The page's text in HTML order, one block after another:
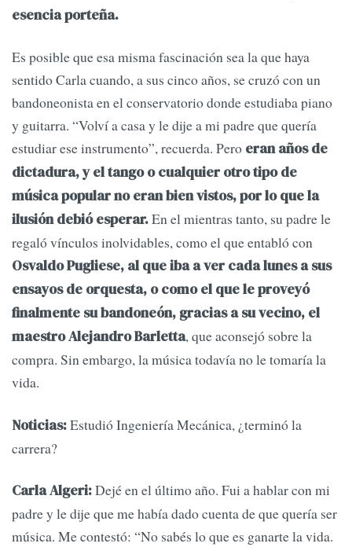
esencia porteña.
Es posible que esa misma fascinación sea la que haya
sentido Carla cuando, a sus cinco años, se cruzó con un
bandoneonista en el conservatorio donde estudiaba piano
y guitarra. “Volví a casa y le dije a mi padre que quería
estudiar ese instrumento”, recuerda. Pero eran años de
dictadura, y el tango o cualquier otro tipo de
música popular no eran bien vistos, por lo que la
ilusión debió esperar.En el mientras tanto, su padre le
regaló vínculos inolvidables, como el que entabló con
Osvaldo Pugliese, al que iba a ver cada lunes a sus
ensayos de orquesta, o como el que le proveyó
finalmente su bandoneón, gracias a su vecino, el
maestro Alejandro Barletta, que aconsejó sobre la
compra. Sin embargo, la música todavía no le tomaría la
vida.
Noticias:Estudió Ingeniería Mecánica, ¿terminó la
carrera?
Carla Algeri:Dejé en el último año. Fui a hablar con mi
padre y le dije que me había dado cuenta de que quería ser
música. Me contestó: “No sabés lo que es ganarte la vida.